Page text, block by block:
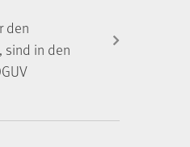
den
sind in den